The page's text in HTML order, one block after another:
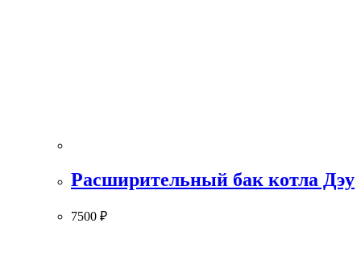
Расширительный бак котла Дэу
7500 ₽